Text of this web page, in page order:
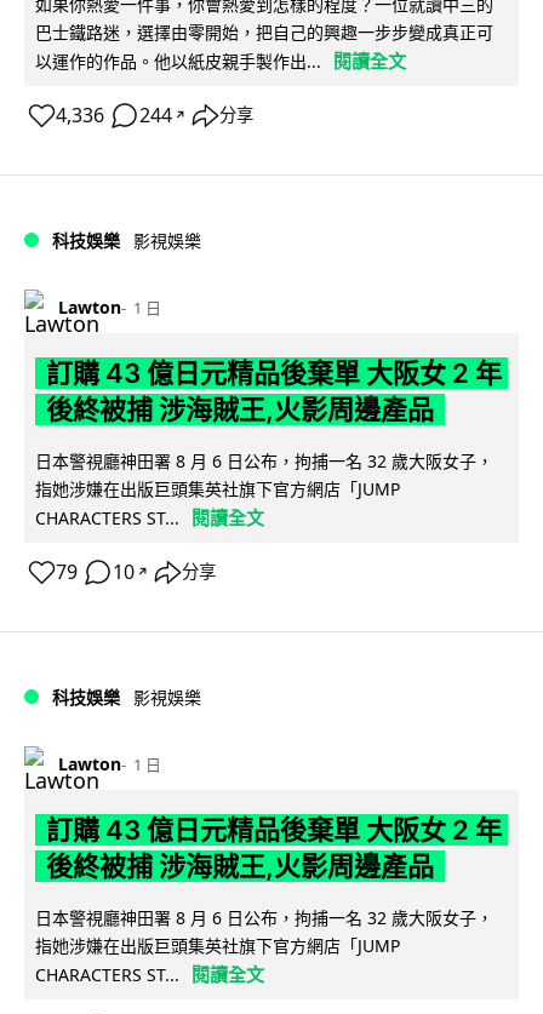
巴士鐵路迷，選擇由零開始，把自己的興趣一步步變成真正可
以運作的作品。他以紙皮親手製作出...
閱讀全文
4,336 244 ↗ 分享
科技娛樂 影視娛樂
Lawton 1 日
訂購 43 億日元精品後棄單 大阪女 2 年
後終被捕 涉海賊王,火影周邊產品
日本警視廳神田署 8 月 6 日公布，拘捕一名 32 歲大阪女子，
指她涉嫌在出版巨頭集英社旗下官方網店「JUMP
CHARACTERS ST...
閱讀全文
79 10 ↗ 分享
科技娛樂 影視娛樂
Lawton 1 日
訂購 43 億日元精品後棄單 大阪女 2 年
後終被捕 涉海賊王,火影周邊產品
日本警視廳神田署 8 月 6 日公布，拘捕一名 32 歲大阪女子，
指她涉嫌在出版巨頭集英社旗下官方網店「JUMP
CHARACTERS ST...
閱讀全文